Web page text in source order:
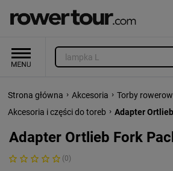
Strona główna › Akcesoria › Torby
Akcesoria i części do toreb › Adapter
Adapter Ortlieb Fork
(0)